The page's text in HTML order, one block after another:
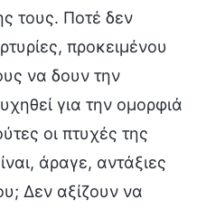
τους. Ποτέ δεν
προκειμένου
να δουν την
για την ομορφιά
οι πτυχές της
άραγε, αντάξιες
Δεν αξίζουν να